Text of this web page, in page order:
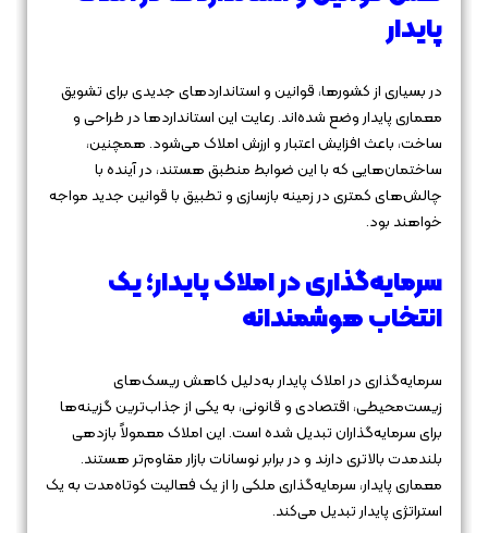
پایدار
در بسیاری از کشورها، قوانین و استانداردهای جدیدی برای تشویق
معماری پایدار وضع شده‌اند. رعایت این استانداردها در طراحی و
ساخت، باعث افزایش اعتبار و ارزش املاک می‌شود. همچنین،
ساختمان‌هایی که با این ضوابط منطبق هستند، در آینده با
چالش‌های کمتری در زمینه بازسازی و تطبیق با قوانین جدید مواجه
خواهند بود.
سرمایه‌گذاری در املاک پایدار؛ یک
انتخاب هوشمندانه
سرمایه‌گذاری در املاک پایدار به‌دلیل کاهش ریسک‌های
زیست‌محیطی، اقتصادی و قانونی، به یکی از جذاب‌ترین گزینه‌ها
برای سرمایه‌گذاران تبدیل شده است. این املاک معمولاً بازدهی
بلندمدت بالاتری دارند و در برابر نوسانات بازار مقاوم‌تر هستند.
معماری پایدار، سرمایه‌گذاری ملکی را از یک فعالیت کوتاه‌مدت به یک
استراتژی پایدار تبدیل می‌کند.